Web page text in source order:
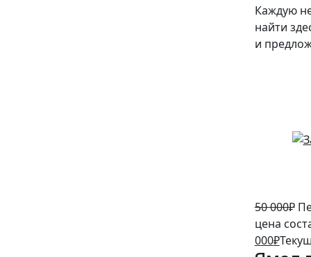
Каждую
найти
и
50 000₽
цена
000₽